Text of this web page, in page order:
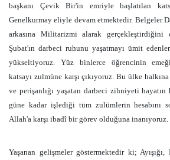
başkanı Çevik Bir'in emriyle başlatılan
Genelkurmay eliyle devam etmektedir. Belgeler
arkasına Militarizmi alarak
Şubat'ın darbeci ruhunu yaşatmayı ümit
yükseltiyoruz. Yüz binlerce öğrencinin
katsayı zulmüne karşı çıkıyoruz. Bu ülke
ve perişanlığı yaşatan darbeci zihniyeti
güne kadar işlediği tüm zulümlerin hesabını
Allah'a karşı ibadî bir görev olduğuna inanıyoruz.
Yaşanan gelişmeler göstermektedir ki;